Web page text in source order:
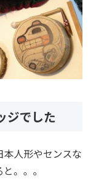
ジでした
人形やセンスな
。。。